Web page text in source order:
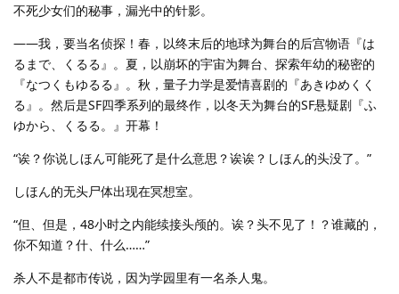
不死少女们的秘事，漏光中的针影。
——我，要当名侦探！春，以终末后的地球为舞台的后宫物语『は
るまで、くるる』。夏，以崩坏的宇宙为舞台、探索年幼的秘密的
『なつくもゆるる』。秋，量子力学是爱情喜剧的『あきゆめくく
る』。然后是SF四季系列的最终作，以冬天为舞台的SF悬疑剧『ふ
ゆから、くるる。』开幕！
“诶？你说しほん可能死了是什么意思？诶诶？しほん的头没了。”
しほん的无头尸体出现在冥想室。
“但、但是，48小时之内能续接头颅的。诶？头不见了！？谁藏的，
你不知道？什、什么……”
杀人不是都市传说，因为学园里有一名杀人鬼。